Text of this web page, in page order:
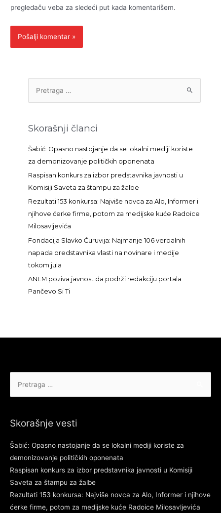
pregledaču veba za sledeći put kada komentarišem.
r
a
Skorašnji članci
Šabić: Opasno nastojanje da se lokalni mediji koriste
za demonizovanje političkih oponenata
Raspisan konkurs za izbor predstavnika javnosti u
Komisiji Saveta za štampu za žalbe
Rezultati 153 konkursa: Najviše novca za Alo, Informer i
njihove ćerke firme, potom za medijske kuće Radoice
Milosavljevića
Fondacija Slavko Ćuruvija: Najmanje 106 verbalnih
napada predstavnika vlasti na novinare i medije
tokom jula
ANEM poziva javnost da podrži redakciju portala
Pančevo Si Ti
Skorašnje vesti
Šabić: Opasno nastojanje da se lokalni mediji koriste za
demonizovanje političkih oponenata
Raspisan konkurs za izbor predstavnika javnosti u Komisiji
Saveta za štampu za žalbe
Rezultati 153 konkursa: Najviše novca za Alo, Informer i njihove
ćerke firme, potom za medijske kuće Radoice Milosavljevića